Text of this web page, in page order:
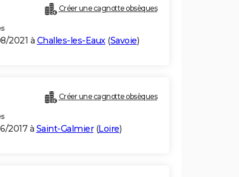
Créer une cagnotte obsèques
2021 à Challes-les-Eaux(Savoie)
Créer une cagnotte obsèques
2017 à Saint-Galmier(Loire)